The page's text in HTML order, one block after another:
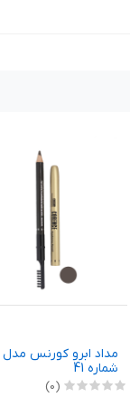
شماره 41
(0)